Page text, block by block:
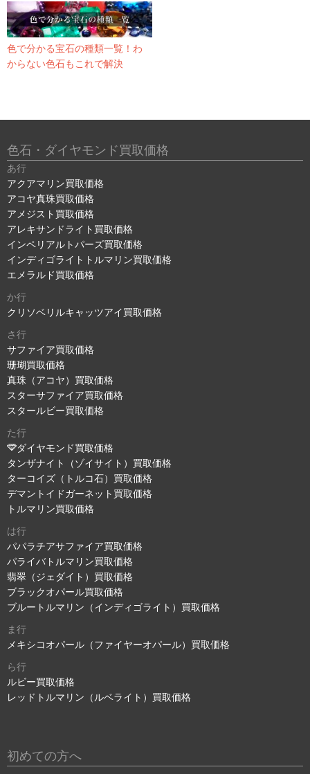
色で分かる宝石の種類一覧！わ
からない色石もこれで解決
色石・ダイヤモンド買取価格
あ行
アクアマリン買取価格
アコヤ真珠買取価格
アメジスト買取価格
アレキサンドライト買取価格
インペリアルトパーズ買取価格
インディゴライトトルマリン買取価格
エメラルド買取価格
か行
クリソベリルキャッツアイ買取価格
さ行
サファイア買取価格
珊瑚買取価格
真珠（アコヤ）買取価格
スターサファイア買取価格
スタールビー買取価格
た行
ダイヤモンド買取価格
タンザナイト（ゾイサイト）買取価格
ターコイズ（トルコ石）買取価格
デマントイドガーネット買取価格
トルマリン買取価格
は行
パパラチアサファイア買取価格
パライバトルマリン買取価格
翡翠（ジェダイト）買取価格
ブラックオパール買取価格
ブルートルマリン（インディゴライト）買取価格
ま行
メキシコオパール（ファイヤーオパール）買取価格
ら行
ルビー買取価格
レッドトルマリン（ルベライト）買取価格
初めての方へ